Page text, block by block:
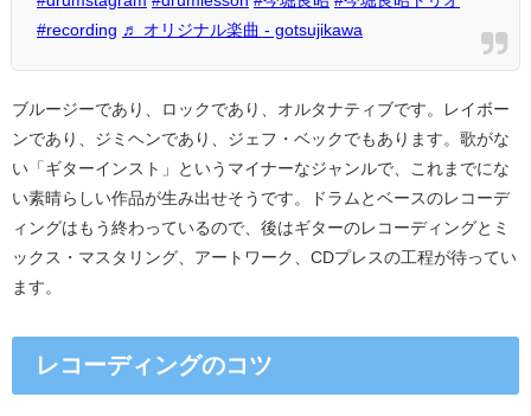
#recording ♬ オリジナル楽曲 - gotsujikawa
ブルージーであり、ロックであり、オルタナティブです。
レイボー
ンであり、ジミヘンであり、ジェフ・ ベックでもあります。歌がな
い「ギターインスト」
というマイナーなジャンルで、
これまでにな
い素晴らしい作品が生み出せそうです。
ドラムとベースのレコーデ
ィングはもう終わっているので、 後はギターのレコーディングとミ
ックス・マスタリング、 アートワーク、CDプレスの工程が待ってい
ます。
レコーディングのコツ